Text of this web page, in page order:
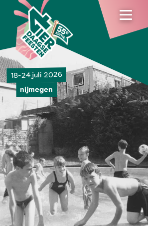
18-24 juli 2026
nijmegen